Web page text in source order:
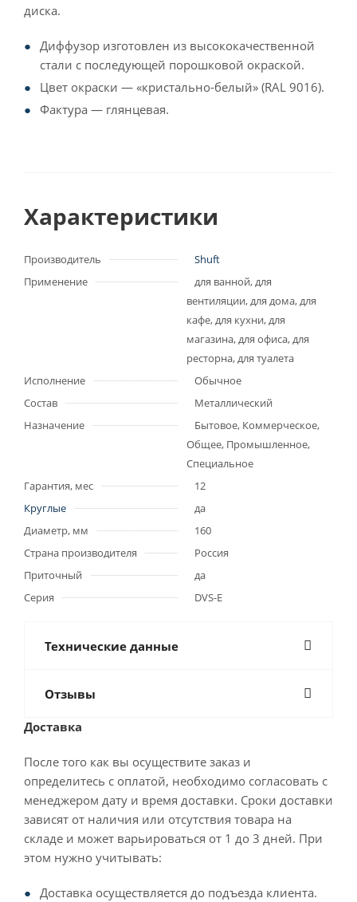
диска.
Диффузор изготовлен из высококачественной
стали с последующей порошковой окраской.
Цвет окраски — «кристально-белый» (RAL 9016).
Фактура — глянцевая.
Характеристики
Производитель
Shuft
Применение
для ванной, для
вентиляции, для дома, для
кафе, для кухни, для
магазина, для офиса, для
ресторна, для туалета
Исполнение
Обычное
Состав
Металлический
Назначение
Бытовое, Коммерческое,
Общее, Промышленное,
Специальное
Гарантия, мес
12
Круглые
да
Диаметр, мм
160
Страна производителя
Россия
Приточный
да
Серия
DVS-E
Технические данные
Отзывы
Доставка
После того как вы осуществите заказ и
определитесь с оплатой, необходимо согласовать с
менеджером дату и время доставки. Сроки доставки
зависят от наличия или отсутствия товара на
складе и может варьироваться от 1 до 3 дней. При
этом нужно учитывать:
Доставка осуществляется до подъезда клиента.